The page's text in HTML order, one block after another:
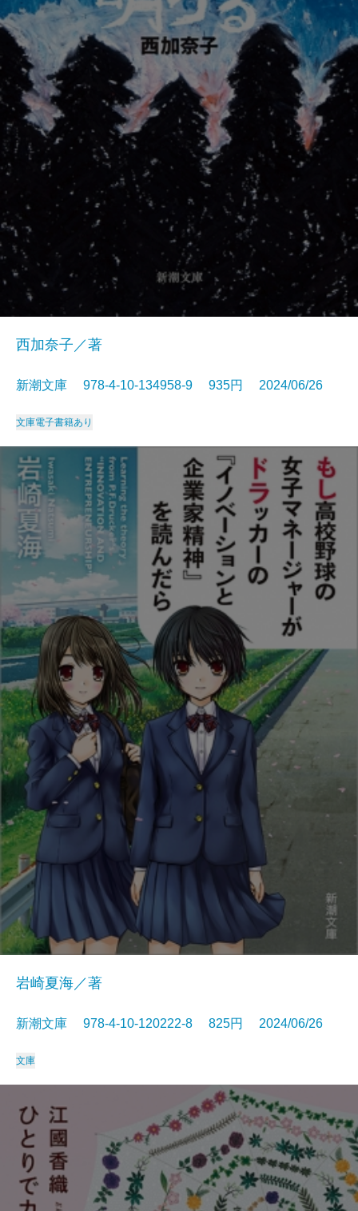
西加奈子／著
新潮文庫 978-4-10-134958-9 935円 2024/06/26
文庫電子書籍あり
岩崎夏海／著
新潮文庫 978-4-10-120222-8 825円 2024/06/26
文庫